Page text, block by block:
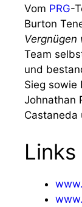
Vom PRG-
Burton
Vergnügen
Team
und
Sieg sowie
Johnathan
Castaneda